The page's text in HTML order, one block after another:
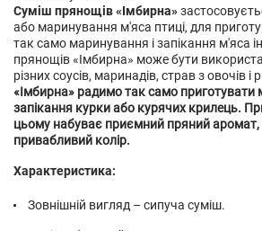
Суміш прянощів «Імбирна»
або маринування м'яса птиці, для
так само маринування і запікання м'яса
прянощів «Імбирна» може бути
різних соусів, маринадів, страв з овочів і
«Імбирна» радимо так само
запікання курки або курячих крилець.
цьому набуває приємний пряний аромат,
привабливий колір.
Характеристика:
Зовнішній вигляд – сипуча суміш.